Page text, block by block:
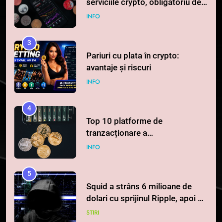
serviciile crypto, obligatoriu de
la 1 iulie în România
INFO
3
Pariuri cu plata în crypto:
avantaje și riscuri
INFO
4
Top 10 platforme de
tranzacționare a
criptomonedelor în 2026
INFO
5
Squid a strâns 6 milioane de
dolari cu sprijinul Ripple, apoi a
pierdut jumătate din aceștia
STIRI